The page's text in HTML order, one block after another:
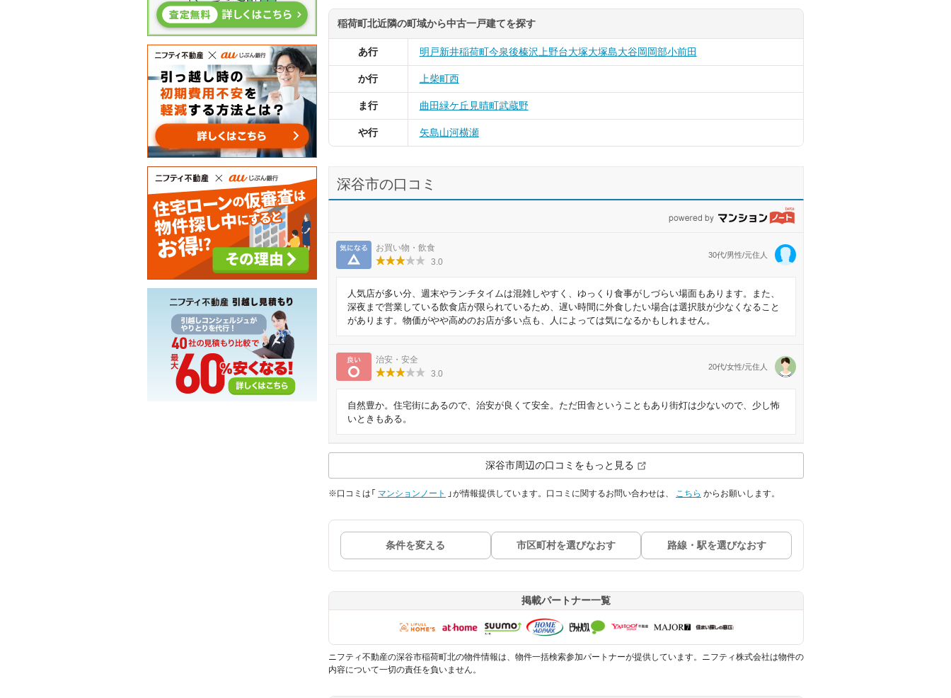
稲荷町北近隣の町域から中古一戸建てを探す
あ行 明戸新井稲荷町今泉後榛沢 上野台大塚大塚島大谷岡岡部小前田
か行 上柴町西
ま行 曲田緑ケ丘 見晴町武蔵野
や行 矢島山河横瀬
深谷市の口コミ
気になる
お買い物・飲食
3.0
30代/男性/元住人
人気店が多い分、週末やランチタイムは混雑しやすく、ゆっくり食事がしづらい場面もあります。また、
深夜まで営業している飲食店が限られているため、遅い時間に外食したい場合は選択肢が少なくなること
があります。物価がやや高めのお店が多い点も、人によっては気になるかもしれません。
良い
治安・安全
3.0
20代/女性/元住人
自然豊か。住宅街にあるので、治安が良くて安全。ただ田舎ということもあり街灯は少ないので、少し怖
いときもある。
深谷市周辺の口コミをもっと見る
※口コミは「 マンションノート 」が情報提供しています。口コミに関するお問い合わせは、 こちら からお願いします。
条件を変える 市区町村を選びなおす 路線・駅を選びなおす
掲載パートナー一覧
ニフティ不動産の深谷市稲荷町北の物件情報は、物件一括検索参加パートナーが提供しています。ニフティ株式会社は物件の
内容について一切の責任を負いません。